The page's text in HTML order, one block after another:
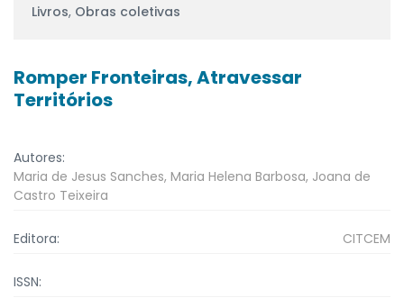
Livros, Obras coletivas
Romper Fronteiras, Atravessar
Territórios
Autores:
Maria de Jesus Sanches, Maria Helena Barbosa, Joana de
Castro Teixeira
Editora: CITCEM
ISSN: